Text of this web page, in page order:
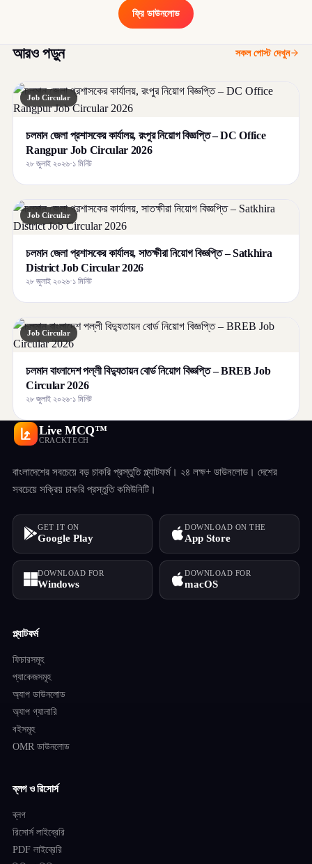
ফ্রি ডাউনলোড
আরও পড়ুন সকল পোস্ট দেখুন
Job Circular
চলমান জেলা প্রশাসকের কার্যালয়, রংপুর নিয়োগ বিজ্ঞপ্তি – DC Office
Rangpur Job Circular 2026
২৮ জুলাই ২০২৬·১ মিনিট
Job Circular
চলমান জেলা প্রশাসকের কার্যালয়, সাতক্ষীরা নিয়োগ বিজ্ঞপ্তি – Satkhira
District Job Circular 2026
২৮ জুলাই ২০২৬·১ মিনিট
Job Circular
চলমান বাংলাদেশ পল্লী বিদ্যুতায়ন বোর্ড নিয়োগ বিজ্ঞপ্তি – BREB Job
Circular 2026
২৮ জুলাই ২০২৬·১ মিনিট
Live MCQ™
CRACKTECH
বাংলাদেশের সবচেয়ে বড় চাকরি প্রস্তুতি প্ল্যাটফর্ম। ২৪ লক্ষ+ ডাউনলোড। দেশের
সবচেয়ে সক্রিয় চাকরি প্রস্তুতি কমিউনিটি।
GET IT ON
Google Play
DOWNLOAD ON THE
App Store
DOWNLOAD FOR
Windows
DOWNLOAD FOR
macOS
প্ল্যাটফর্ম
ফিচারসমূহ
প্যাকেজসমূহ
অ্যাপ ডাউনলোড
অ্যাপ গ্যালারি
বইসমূহ
OMR ডাউনলোড
ব্লগ ও রিসোর্স
ব্লগ
রিসোর্স লাইব্রেরি
PDF লাইব্রেরি